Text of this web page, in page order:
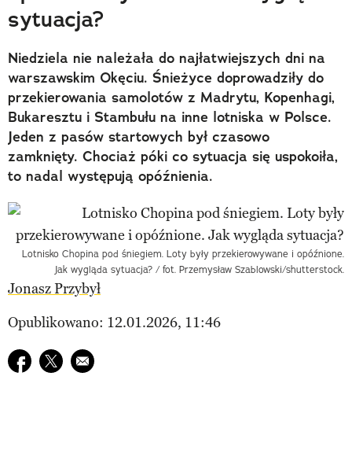
sytuacja?
Niedziela nie należała do najłatwiejszych dni na
warszawskim Okęciu. Śnieżyce doprowadziły do
przekierowania samolotów z Madrytu, Kopenhagi,
Bukaresztu i Stambułu na inne lotniska w Polsce.
Jeden z pasów startowych był czasowo
zamknięty. Chociaż póki co sytuacja się uspokoiła,
to nadal występują opóźnienia.
Lotnisko Chopina pod śniegiem. Loty były przekierowywane i opóźnione.
Jak wygląda sytuacja? / fot. Przemysław Szablowski/shutterstock.
Jonasz Przybył
Opublikowano: 12.01.2026, 11:46
Udostępnij na facebook
Udostępnij na twitter
E-mail do przyjaciela